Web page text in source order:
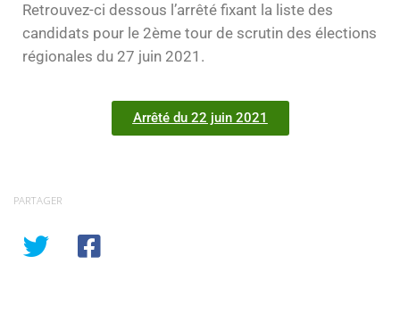
Retrouvez-ci dessous l’arrêté fixant la liste des
candidats pour le 2ème tour de scrutin des élections
régionales du 27 juin 2021.
Arrêté du 22 juin 2021
PARTAGER